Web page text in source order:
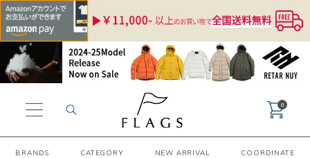
BRANDS CATEGORY NEW ARRIVAL COORDINATE
0